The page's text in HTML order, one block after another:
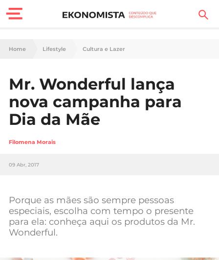
Finanças Pessoais
Carreira
Casa
Lifestyle
Sociedade
Negócios
Mundial 2026
Home Lifestyle Cultura e Lazer
Mr. Wonderful lança
nova campanha para
Dia da Mãe
Filomena Morais
09 Abr, 2017
Porque as mães são sempre pessoas
especiais, escolha com tempo o presente
para ela: conheça aqui os produtos da Mr.
Wonderful.